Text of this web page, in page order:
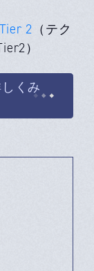
2 （テク
）
くみ